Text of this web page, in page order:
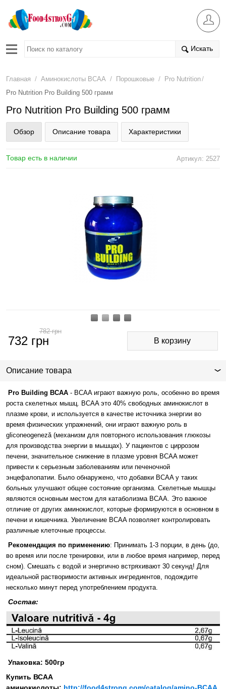
Искать
Главная / Аминокислоты BCAA / Порошковые / Pro Nutrition/
Pro Nutrition Pro Building 500 грамм
Pro Nutrition Pro Building 500 грамм
Обзор Описание товара Характеристики
Товар есть в наличии Артикул: 2527
732 грн
782грн
Описание товара
Pro Building ВСАА - BCAA играют важную роль, особенно во время
роста скелетных мышц. BCAA это 40% свободных аминокислот в
плазме крови, и используется в качестве источника энергии во
время физических упражнений, они играют важную роль в
gliconeogeneză (механизм для повторного использования глюкозы
для производства энергии в мышцах). У пациентов с циррозом
печени, значительное снижение в плазме уровня BCAA может
привести к серьезным заболеваниям или печеночной
энцефалопатии. Было обнаружено, что добавки BCAA у таких
больных улучшают общее состояние организма. Скелетные мышцы
являются основным местом для катаболизма BCAA. Это важное
отличие от других аминокислот, которые формируются в основном в
печени и кишечника. Увеличение BCAA позволяет контролировать
различные клеточные процессы.
Рекомендация по применению: Принимать 1-3 порции, в день (до,
во время или после тренировки, или в любое время например, перед
сном). Смешать с водой и энергично встряхивают 30 секунд! Для
идеальной растворимости активных ингредиентов, подождите
несколько минут перед употреблением продукта.
Состав:
Упаковка: 500гр
Купить ВСАА
аминокислоты: http://food4strong.com/catalog/amino-BCAA